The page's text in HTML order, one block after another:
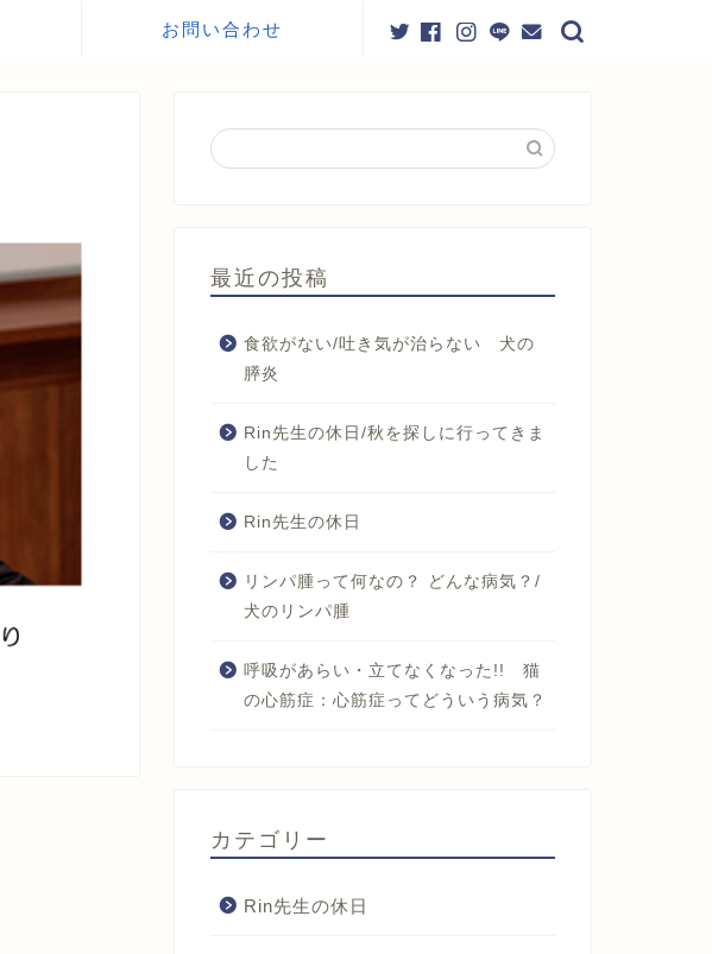
お問い合わせ
最近の投稿
食欲がない/吐き気が治らない 犬の
膵炎
Rin先生の休日/秋を探しに行ってきま
した
Rin先生の休日
リンパ腫って何なの？ どんな病気？/
犬のリンパ腫
呼吸があらい・立てなくなった!! 猫
の心筋症：心筋症ってどういう病気？
カテゴリー
Rin先生の休日